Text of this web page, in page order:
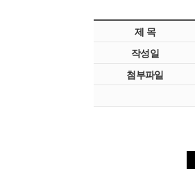
제 목
작성일
첨부파일